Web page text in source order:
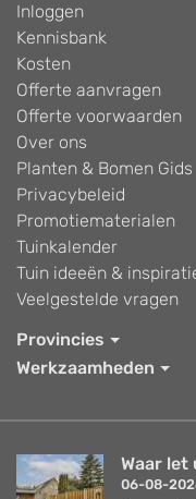
Inloggen
Kennisbank
Kosten
Offerte aanvragen
Offerte voorwaarden
Over ons
Planten & Bomen Gids
Privacybeleid
Promotiematerialen
Tuinkalender
Tuin ideeën &
Veelgestelde vragen
Provincies
Werkzaamheden
Waar let
06-08-